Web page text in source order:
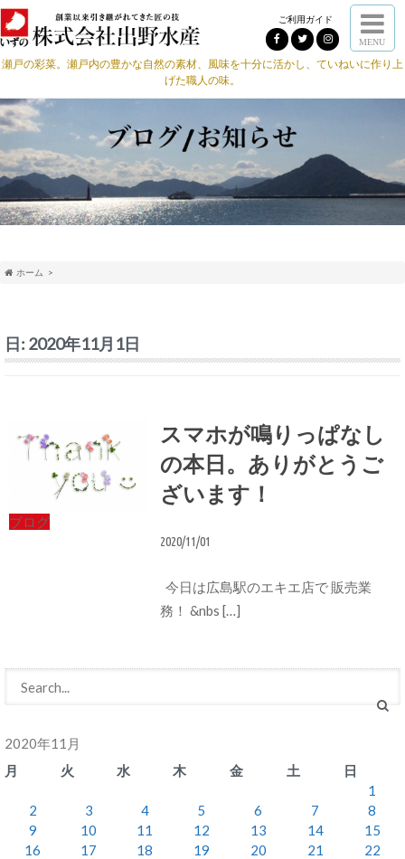
ご利用ガイド
MENU
瀬戸の彩菜。瀬戸内の豊かな自然の素材、風味を十分に活かし、ていねいに作り上
げた職人の味。
ホーム
日: 2020年11月1日
ブログ
スマホが鳴りっぱなし
の本日。ありがとうご
ざいます！
2020/11/01
今日は広島駅のエキエ店で 販売業
務！ &nbs […]
2020年11月
月
火 水 木 金 土
日
1
2
3 4 5 6 7
8
9
10 11 12 13 14
15
16
17 18 19 20 21
22